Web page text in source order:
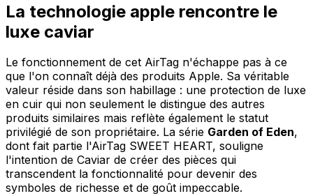
La technologie apple rencontre le
luxe caviar
Le fonctionnement de cet AirTag n'échappe pas à ce
que l'on connaît déjà des produits Apple. Sa véritable
valeur réside dans son habillage : une protection de luxe
en cuir qui non seulement le distingue des autres
produits similaires mais reflète également le statut
privilégié de son propriétaire. La série Garden of Eden,
dont fait partie l'AirTag SWEET HEART, souligne
l'intention de Caviar de créer des pièces qui
transcendent la fonctionnalité pour devenir des
symboles de richesse et de goût impeccable.